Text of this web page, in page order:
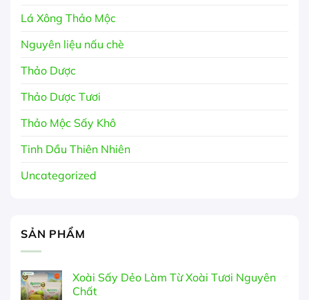
Lá Xông Thảo Mộc
Nguyên liệu nấu chè
Thảo Dược
Thảo Dược Tươi
Thảo Mộc Sấy Khô
Tinh Dầu Thiên Nhiên
Uncategorized
SẢN PHẨM
Xoài Sấy Dẻo Làm Từ Xoài Tươi Nguyên
Chất